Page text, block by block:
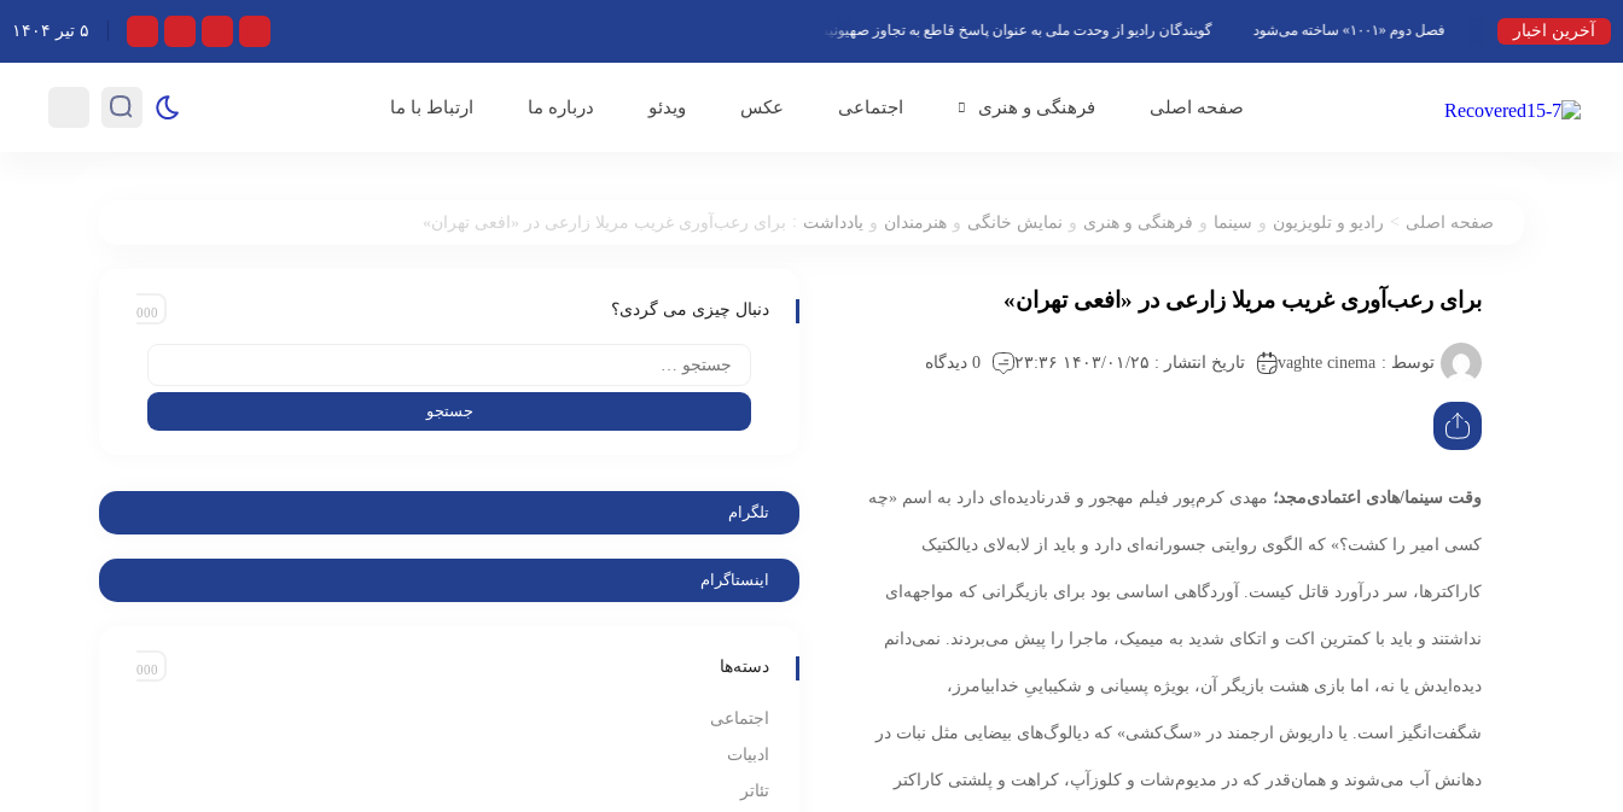
آخرین اخبار فصل دوم «۱۰۰۱» ساخته می‌شود گویندگان رادیو از وحدت ملی به عنوان پاسخ قاطع به تجاوز صهیونیست‌ها گفتند ۵ تیر ۱۴۰۴
صفحه اصلی فرهنگی و هنری اجتماعی عکس ویدئو درباره ما ارتباط با ما
صفحه اصلی > رادیو و تلویزیون و سینما و فرهنگی و هنری و نمایش خانگی و هنرمندان و یادداشت : برای رعب‌آوری غریب مریلا زارعی در «افعی تهران»
برای رعب‌آوری غریب مریلا زارعی در «افعی تهران»
توسط : vaghte cinema تاریخ انتشار : ۱۴۰۳/۰۱/۲۵ ۲۳:۳۶ 0 دیدگاه
وقت سینما/هادی اعتمادی‌مجد؛ مهدی کرم‌پور فیلم مهجور و قدرنادیده‌ای دارد به اسم «چه
کسی امیر را کشت؟» که الگوی روایتی جسورانه‌ای دارد و باید از لابه‌لای دیالکتیک
کاراکترها، سر در‌آورد قاتل کیست. آوردگاهی اساسی بود برای بازیگرانی که مواجهه‌ای
نداشتند و باید با کمترین اکت و اتکای شدید به میمیک، ماجرا را پیش می‌بردند. نمی‌دانم
دیده‌ایدش یا نه، اما بازی هشت بازیگر آن، بویژه پسیانی و شکیباییِ خدابیامرز،
شگفت‌انگیز است. یا داریوش ارجمند در «سگ‌کشی» که دیالوگ‌های بیضایی مثل نبات در
دهانش آب می‌شوند و همان‌قدر که در مدیوم‌شات و کلوزآپ، کراهت و پلشتی کاراکتر
دنبال چیزی می گردی؟
تلگرام
اینستاگرام
دسته‌ها
اجتماعی
ادبیات
تئاتر